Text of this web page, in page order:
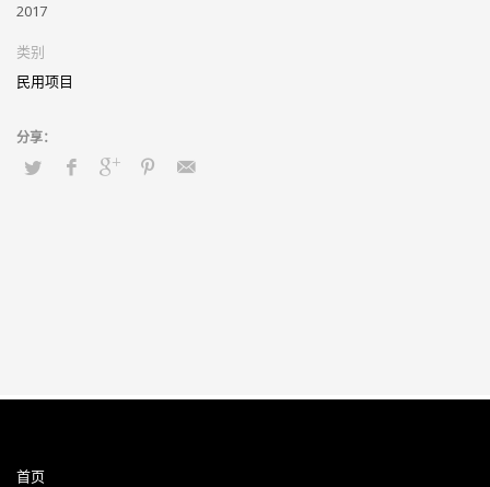
2017
类别
民用项目
首页